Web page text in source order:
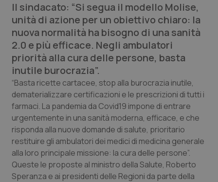
Lettere al direttore
Edizioni Regionali
QS Pro
Professionisti Sanitari.AI
Abruzzo
Basilicata
Calabria
QS Pro Gold
Artrite & artrosi
Asma & BPCO
QS Club Newsletter
Il sindacato: “Si segua il modello Molise,
unità di azione per un obiettivo chiaro: la
nuova normalità ha bisogno di una sanità
2.0 e più efficace. Negli ambulatori
priorità alla cura delle persone, basta
inutile burocrazia”.
“Basta ricette cartacee, stop alla burocrazia inutile,
dematerializzare certificazioni e le prescrizioni di tutti i
farmaci. La pandemia da Covid19 impone di entrare
urgentemente in una sanità moderna, efficace, e che
risponda alla nuove domande di salute, prioritario
restituire gli ambulatori dei medici di medicina generale
alla loro principale missione: la cura delle persone”.
Queste le proposte al ministro della Salute, Roberto
Speranza e ai presidenti delle Regioni da parte della